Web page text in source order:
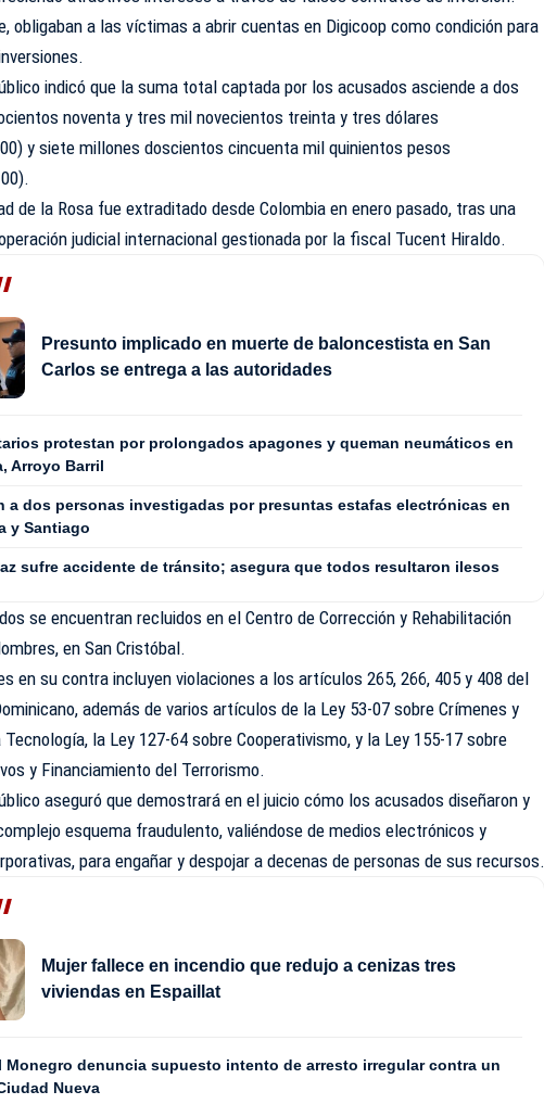
obligaban a las víctimas a abrir cuentas en Digicoop como condición para
indicó que la suma total captada por los acusados asciende a dos
noventa y tres mil novecientos treinta y tres dólares
y siete millones doscientos cincuenta mil quinientos pesos
de la Rosa fue extraditado desde Colombia en enero pasado, tras una
judicial internacional gestionada por la fiscal Tucent Hiraldo.
Presunto implicado en muerte de baloncestista en San
Carlos se entrega a las autoridades
protestan por prolongados apagones y queman neumáticos en
Arroyo Barril
a dos personas investigadas por presuntas estafas electrónicas en
y Santiago
sufre accidente de tránsito; asegura que todos resultaron ilesos
se encuentran recluidos en el Centro de Corrección y Rehabilitación
en San Cristóbal.
en su contra incluyen violaciones a los artículos 265, 266, 405 y 408 del
además de varios artículos de la Ley 53-07 sobre Crímenes y
la Ley 127-64 sobre Cooperativismo, y la Ley 155-17 sobre
y Financiamiento del Terrorismo.
aseguró que demostrará en el juicio cómo los acusados diseñaron y
esquema fraudulento, valiéndose de medios electrónicos y
para engañar y despojar a decenas de personas de sus recursos.
Mujer fallece en incendio que redujo a cenizas tres
viviendas en Espaillat
Monegro denuncia supuesto intento de arresto irregular contra un
Nueva